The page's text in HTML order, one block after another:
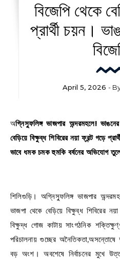
বিজেপি থেকে
প্রার্থী চয়ন।
April 5, 2026 -
অগ্নিস্ফুলিঙ্গ ভাজপার অন্দরমহলে! ভাঙনের আগুনে জ্বলছে বিজেপি! ভাজপা থেকে
বেড়িয়ে বিক্ষুব্ধ শিবিরের নয়া ফ্রন্ট গড়ে
ভাবে ধমক চমক হুমকি বর্ষনের অভিযোগ
শিলিগুড়ি। অগ্নিস্ফুলিঙ্গ ভাজপার
ভাজপা থেকে বেড়িয়ে বিক্ষুব্ধ শিবিরের
বিক্ষুদ্ধ গোজ কাটায় সাংগঠনিক
পরিচালনায় গুচ্ছের
বড় অংশ। অবশেষে নির্বাচনের মুখে